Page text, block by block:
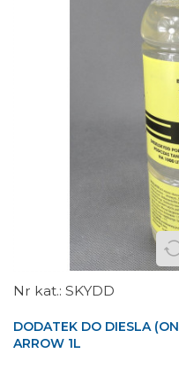
SKYDD
DODATEK DO DIESLA
ARROW 1L